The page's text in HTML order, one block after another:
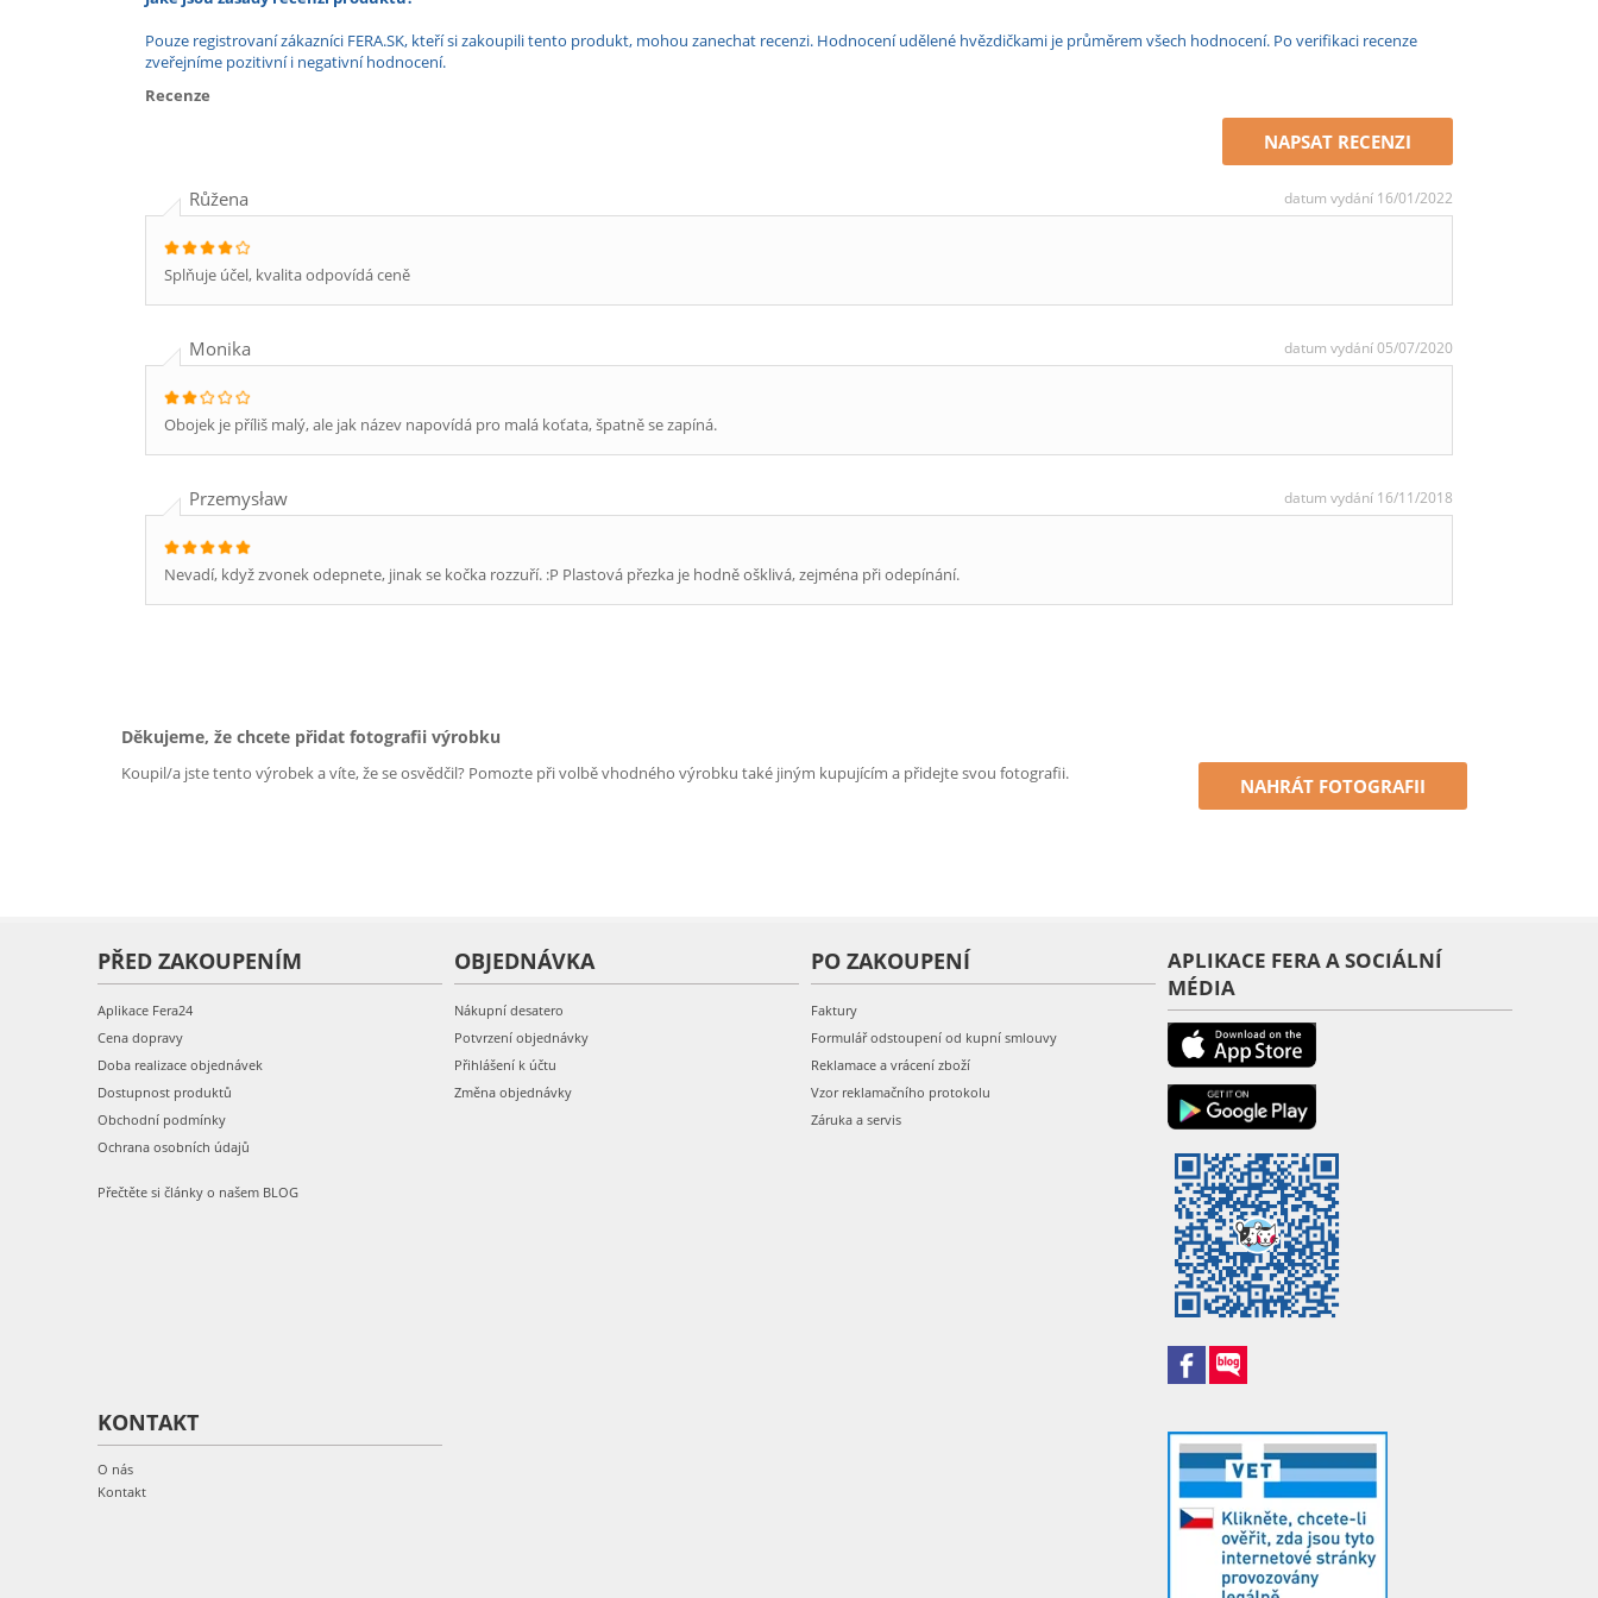
Pouze registrovaní zákazníci FERA.SK, kteří si zakoupili tento produkt, mohou zanechat recenzi. Hodnocení udělené hvězdičkami je průměrem všech hodnocení. Po verifikaci recenze
zveřejníme pozitivní i negativní hodnocení.
Recenze
NAPSAT RECENZI
Růžena datum vydání 16/01/2022
Splňuje účel, kvalita odpovídá ceně
Monika datum vydání 05/07/2020
Obojek je příliš malý, ale jak název napovídá pro malá koťata, špatně se zapíná.
Przemysław datum vydání 16/11/2018
Nevadí, když zvonek odepnete, jinak se kočka rozzuří. :P Plastová přezka je hodně ošklivá, zejména při odepínání.
Děkujeme, že chcete přidat fotografii výrobku
Koupil/a jste tento výrobek a víte, že se osvědčil? Pomozte při volbě vhodného výrobku také jiným kupujícím a přidejte svou fotografii.
NAHRÁT FOTOGRAFII
PŘED ZAKOUPENÍM
Aplikace Fera24
Cena dopravy
Doba realizace objednávek
Dostupnost produktů
Obchodní podmínky
Ochrana osobních údajů
Přečtěte si články o našem BLOG
OBJEDNÁVKA
Nákupní desatero
Potvrzení objednávky
Přihlášení k účtu
Změna objednávky
PO ZAKOUPENÍ
Faktury
Formulář odstoupení od kupní smlouvy
Reklamace a vrácení zboží
Vzor reklamačního protokolu
Záruka a servis
APLIKACE FERA A SOCIÁLNÍ
MÉDIA
KONTAKT
O nás
Kontakt